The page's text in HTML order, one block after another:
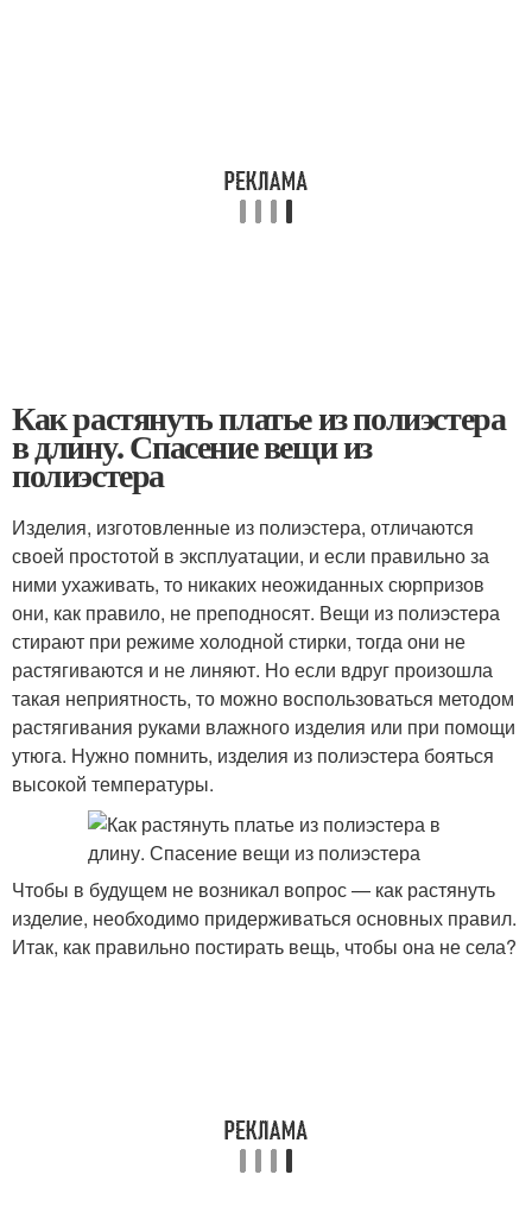
Как растянуть платье из полиэстера
в длину. Спасение вещи из
полиэстера
Изделия, изготовленные из полиэстера, отличаются
своей простотой в эксплуатации, и если правильно за
ними ухаживать, то никаких неожиданных сюрпризов
они, как правило, не преподносят. Вещи из полиэстера
стирают при режиме холодной стирки, тогда они не
растягиваются и не линяют. Но если вдруг произошла
такая неприятность, то можно воспользоваться методом
растягивания руками влажного изделия или при помощи
утюга. Нужно помнить, изделия из полиэстера бояться
высокой температуры.
Чтобы в будущем не возникал вопрос — как растянуть
изделие, необходимо придерживаться основных правил.
Итак, как правильно постирать вещь, чтобы она не села?